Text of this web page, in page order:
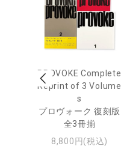
PROVOKE Complete
Reprint of 3 Volume
s
プロヴォーク 復刻版
全3冊揃
8,800円(税込)